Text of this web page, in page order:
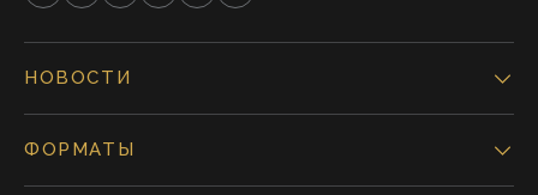
НОВОСТИ
ФОРМАТЫ